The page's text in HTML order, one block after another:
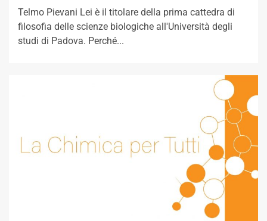
Telmo Pievani Lei è il titolare della prima cattedra di
filosofia delle scienze biologiche all'Università degli
studi di Padova. Perché...